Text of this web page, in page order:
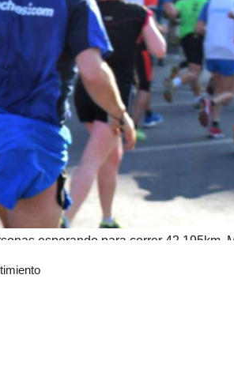
esperando para correr 42,195km.
de una chica normal como otra, que